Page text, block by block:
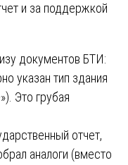
и за поддержкой
документов БТИ:
указан тип здания
Это грубая
отчет,
аналоги (вместо